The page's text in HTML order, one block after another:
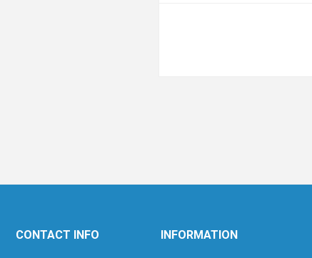
CONTACT INFO INFORMATION